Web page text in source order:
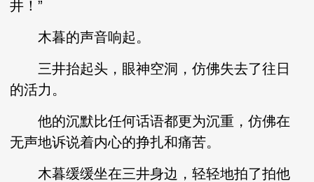
井！”
木暮的声音响起。
三井抬起头，眼神空洞，仿佛失去了往日
的活力。
他的沉默比任何话语都更为沉重，仿佛在
无声地诉说着内心的挣扎和痛苦。
木暮缓缓坐在三井身边，轻轻地拍了拍他